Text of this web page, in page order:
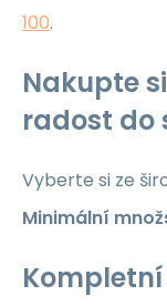
100.
Nakupte
radost do
Vyberte si ze
Minimální